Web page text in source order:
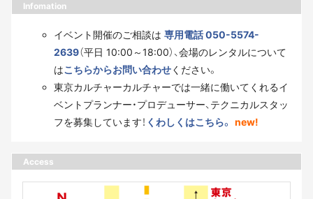
Infomation
イベント開催のご相談は 専用電話 050-5574-
2639（平日 10:00～18:00）、会場のレンタルについて
はこちらからお問い合わせください。
東京カルチャーカルチャーでは一緒に働いてくれるイ
ベントプランナー・プロデューサー、テクニカルスタッ
フを募集しています！ くわしくはこちら。 new!
Access